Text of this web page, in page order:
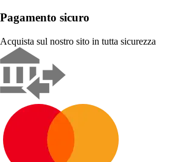
Pagamento sicuro
Acquista sul nostro sito in tutta sicurezza